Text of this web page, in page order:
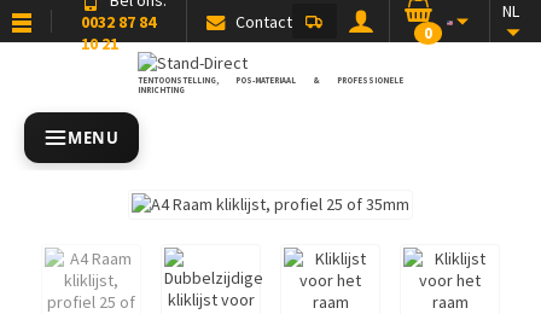
0032 87 84
10 21
Contact NL
0
TENTOONSTELLING, POS-MATERIAAL & PROFESSIONELE
INRICHTING
MENU